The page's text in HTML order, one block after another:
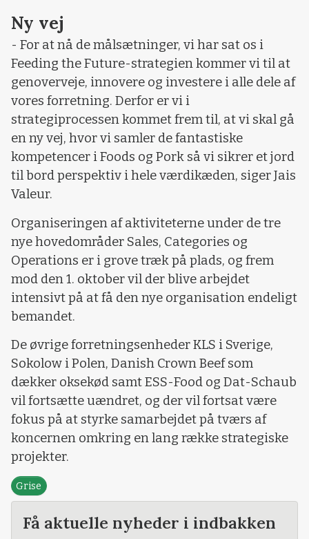
Ny vej
- For at nå de målsætninger, vi har sat os i
Feeding the Future-strategien kommer vi til at
genoverveje, innovere og investere i alle dele af
vores forretning. Derfor er vi i
strategiprocessen kommet frem til, at vi skal gå
en ny vej, hvor vi samler de fantastiske
kompetencer i Foods og Pork så vi sikrer et jord
til bord perspektiv i hele værdikæden, siger Jais
Valeur.
Organiseringen af aktiviteterne under de tre
nye hovedområder Sales, Categories og
Operations er i grove træk på plads, og frem
mod den 1. oktober vil der blive arbejdet
intensivt på at få den nye organisation endeligt
bemandet.
De øvrige forretningsenheder KLS i Sverige,
Sokolow i Polen, Danish Crown Beef som
dækker oksekød samt ESS-Food og Dat-Schaub
vil fortsætte uændret, og der vil fortsat være
fokus på at styrke samarbejdet på tværs af
koncernen omkring en lang række strategiske
projekter.
Grise
Få aktuelle nyheder i indbakken